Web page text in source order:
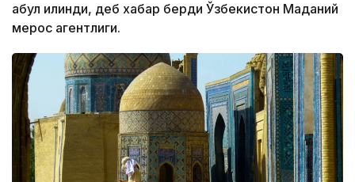
қабул қилинди, деб хабар берди Ўзбекистон Маданий
мерос агентлиги.